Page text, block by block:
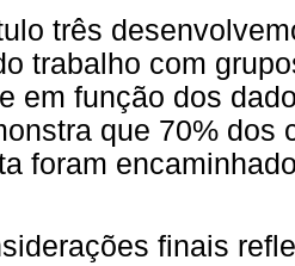
três
trabalho com
em função dos
que 70% dos
foram
finais